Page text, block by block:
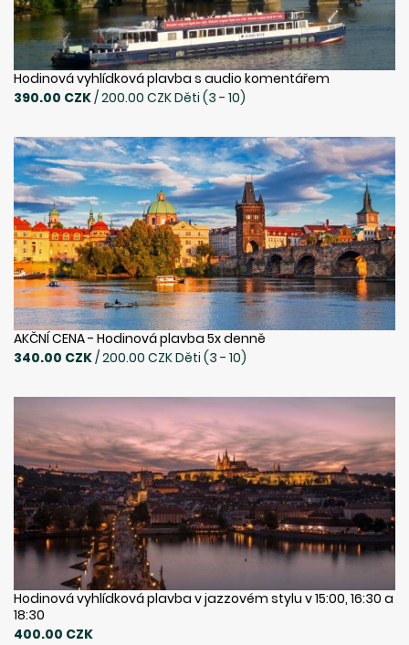
Hodinová vyhlídková plavba s audio komentářem
390.00 CZK/ 200.00 CZK Děti (3 - 10)
AKČNÍ CENA - Hodinová plavba 5x denně
340.00 CZK/ 200.00 CZK Děti (3 - 10)
Hodinová vyhlídková plavba v jazzovém stylu v 15:00, 16:30 a
18:30
400.00 CZK